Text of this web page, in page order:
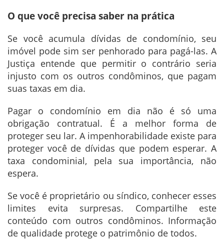
O que você precisa saber na prática
Se você acumula dívidas de condomínio, seu
imóvel pode sim ser penhorado para pagá-las. A
Justiça entende que permitir o contrário seria
injusto com os outros condôminos, que pagam
suas taxas em dia.
Pagar o condomínio em dia não é só uma
obrigação contratual. É a melhor forma de
proteger seu lar. A impenhorabilidade existe para
proteger você de dívidas que podem esperar. A
taxa condominial, pela sua importância, não
espera.
Se você é proprietário ou síndico, conhecer esses
limites evita surpresas. Compartilhe este
conteúdo com outros condôminos. Informação
de qualidade protege o patrimônio de todos.